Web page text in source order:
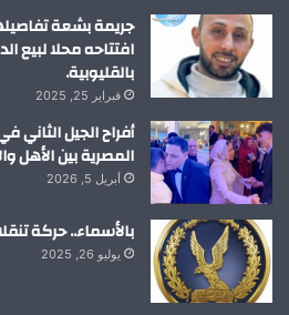
م
جريمة بشعة
افتتاحه محلا لبيع
بالقليوبية.
فبراير 25, 2025
أفراح الجيل
المصرية بين الأهل
أبريل 5, 2026
بالأسماء.. حركة
يوليو 26, 2025